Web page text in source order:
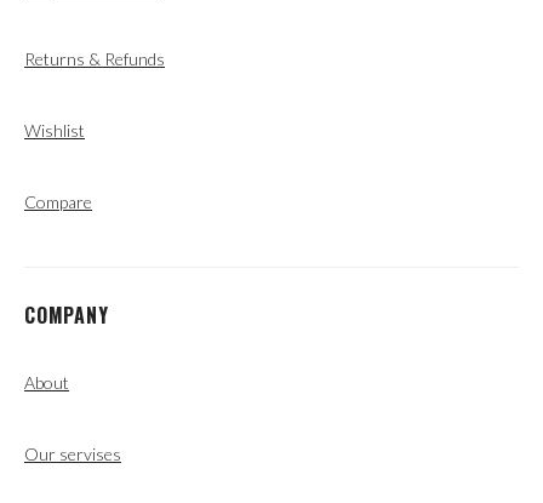
Returns & Refunds
Wishlist
Compare
COMPANY
About
Our servises